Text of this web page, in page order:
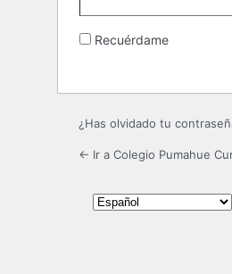
Recuérdame
¿Has olvidado tu
← Ir a Colegio Pumahue
Idioma